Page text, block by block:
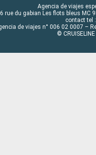
Agencia de viajes
rue du gabian Les flots bleus MC
contact tel
de viajes n° 006 02 0007 –
©